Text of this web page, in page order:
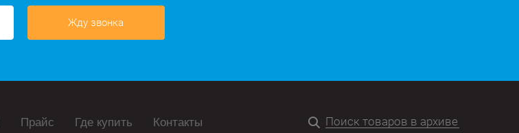
Жду звонка
Прайс Где купить Контакты